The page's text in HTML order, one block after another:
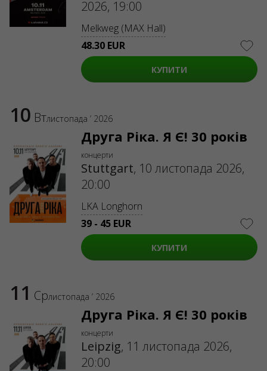
2026, 19:00
Melkweg (MAX Hall)
48.30 EUR
КУПИТИ
10 Втлистопада ’ 2026
Друга Ріка. Я Є! 30 років
концерти
Stuttgart, 10 листопада 2026,
20:00
LKA Longhorn
39 - 45 EUR
КУПИТИ
11 Срлистопада ’ 2026
Друга Ріка. Я Є! 30 років
концерти
Leipzig, 11 листопада 2026,
20:00